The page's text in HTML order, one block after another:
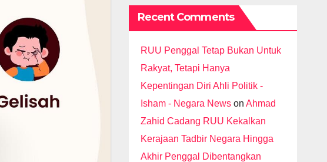
Recent Comments
RUU Penggal Tetap Bukan Untuk
Rakyat, Tetapi Hanya
Kepentingan Diri Ahli Politik -
Isham - Negara Newson Ahmad
Zahid Cadang RUU Kekalkan
Kerajaan Tadbir Negara Hingga
Akhir Penggal Dibentangkan